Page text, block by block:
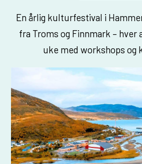
En årlig kulturfestival i
fra Troms og Finnmark – hver
uke med workshops og